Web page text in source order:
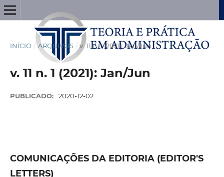
INÍCIO / ARQUIVOS / v. 11 n. 1 (2021): Jan/Jun
v. 11 n. 1 (2021): Jan/Jun
PUBLICADO: 2020-12-02
COMUNICAÇÕES DA EDITORIA (EDITOR'S
LETTERS)